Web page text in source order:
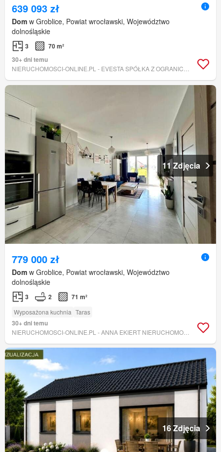
639 093 zł
Dom w Groblice, Powiat wrocławski, Województwo
dolnośląskie
3
70 m²
30+ dni temu
11 Zdjęcia
779 000 zł
Dom w Groblice, Powiat wrocławski, Województwo
dolnośląskie
3 2 71 m²
Wyposażona kuchnia Taras
30+ dni temu
16 Zdjęcia